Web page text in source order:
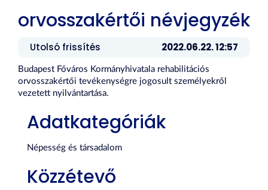
orvosszakértői névjegyzék
Utolsó frissítés 2022.06.22. 12:57
Budapest Főváros Kormányhivatala rehabilitációs
orvosszakértői tevékenységre jogosult személyekről
vezetett nyilvántartása.
Adatkategóriák
Népesség és társadalom
Közzétevő